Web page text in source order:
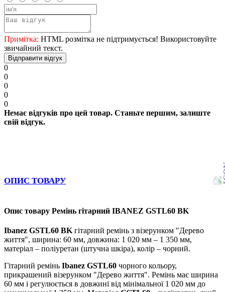
Примітка: HTML розмітка не підтримується! Використовуйте
звичайний текст.
Відправити відгук
0
0
0
0
0
Немає відгуків про цей товар. Станьте першим, залиште
свій відгук.
ОПИС ТОВАРУ
Опис товару Ремінь гітарний IBANEZ GSTL60 BK
Ibanez GSTL60 BK гітарний ремінь з візерунком "Дерево
життя", ширина: 60 мм, довжина: 1 020 мм – 1 350 мм,
матеріал – поліуретан (штучна шкіра), колір – чорний.
Гітарний ремінь Ibanez GSTL60 чорного кольору,
прикрашений візерунком "Дерево життя". Ремінь має ширина
60 мм і регулюється в довжині від мінімальної 1 020 мм до